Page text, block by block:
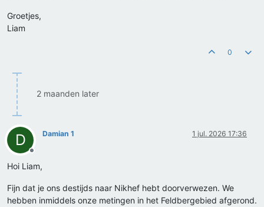
Groetjes,
Liam
0
2 maanden later
D
Offline
Damian 1 1 jul. 2026 17:36
Hoi Liam,
Fijn dat je ons destijds naar Nikhef hebt doorverwezen. We
hebben inmiddels onze metingen in het Feldbergebied afgerond.